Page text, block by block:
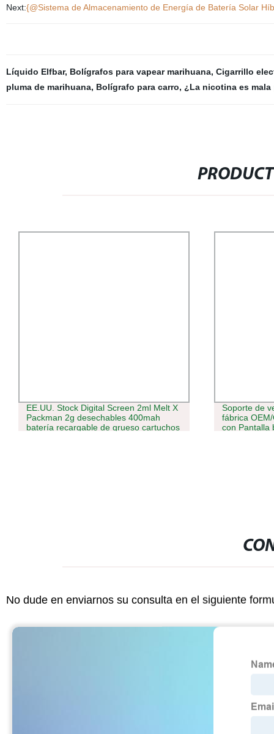
Next:{@Sistema de Almacenamiento de Energía de Batería Solar
Líquido Elfbar, Bolígrafos para vapear marihuana, Cigarrillo
pluma de marihuana, Bolígrafo para carro, ¿La nicotina es mala
Soporte de venta directa en caliente de
fábrica OEM/ODM batería de 510 hilos
con Pantalla batería de vaporización de
2-4cm
lavado para
Relleno
No dude en enviarnos su consulta en el siguiente